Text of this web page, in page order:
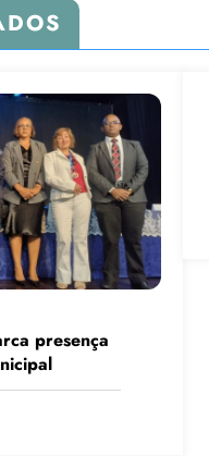
presença